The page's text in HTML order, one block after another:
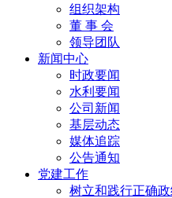
组织架构
董 事 会
领导团队
新闻中心
时政要闻
水利要闻
公司新闻
基层动态
媒体追踪
公告通知
党建工作
树立和践行正确